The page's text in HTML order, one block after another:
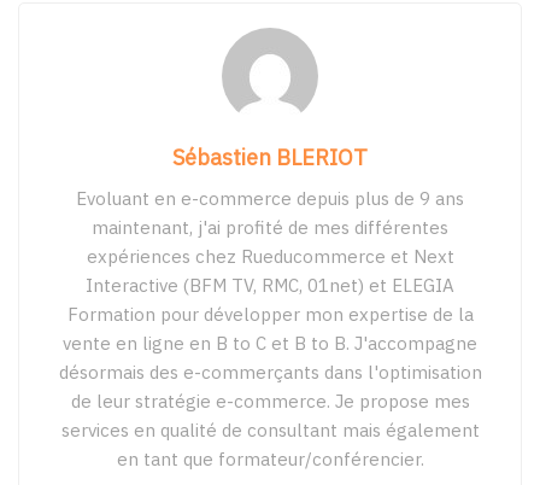
Sébastien BLERIOT
Evoluant en e-commerce depuis plus de 9 ans
maintenant, j'ai profité de mes différentes
expériences chez Rueducommerce et Next
Interactive (BFM TV, RMC, 01net) et ELEGIA
Formation pour développer mon expertise de la
vente en ligne en B to C et B to B. J'accompagne
désormais des e-commerçants dans l'optimisation
de leur stratégie e-commerce. Je propose mes
services en qualité de consultant mais également
en tant que formateur/conférencier.